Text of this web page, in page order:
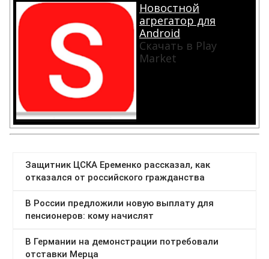
Новостной
агрегатор для
Android
Скачать в Play
Market